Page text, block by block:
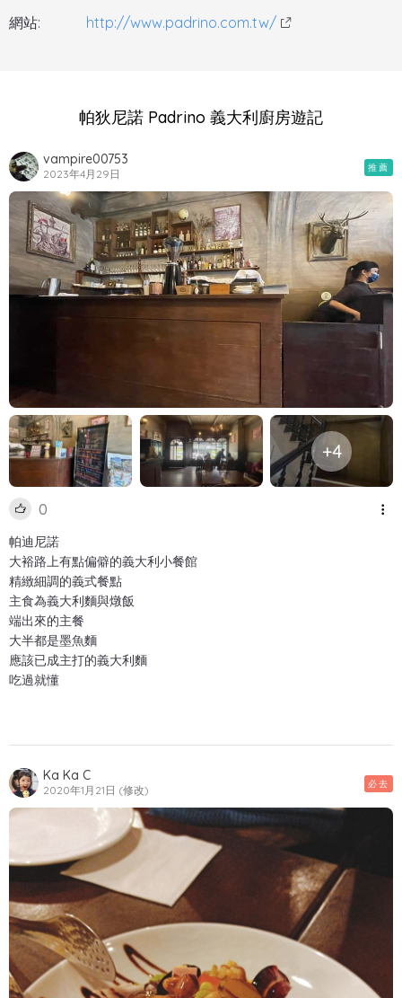
網站: http://www.padrino.com.tw/
帕狄尼諾 Padrino 義大利廚房遊記
vampire00753
2023年4月29日 推薦
+4
0
帕迪尼諾
大裕路上有點偏僻的義大利小餐館
精緻細調的義式餐點
主食為義大利麵與燉飯
端出來的主餐
大半都是墨魚麵
應該已成主打的義大利麵
吃過就懂
Ka Ka C
2020年1月21日 (修改) 必去